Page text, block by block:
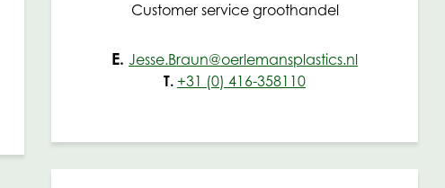
Customer service groothandel
E. Jesse.Braun@oerlemansplastics.nl
T. +31 (0) 416-358110